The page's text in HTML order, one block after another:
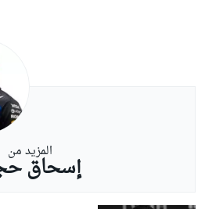
المزيد من
إسحاق